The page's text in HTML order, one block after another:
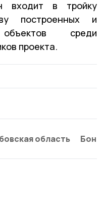
входит в тройку
построенных и
объектов среди
проекта.
область